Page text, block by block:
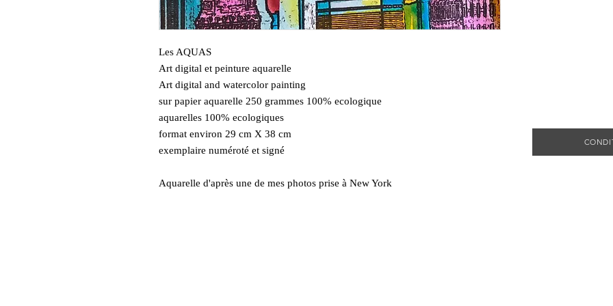
Les AQUAS
Art digital et peinture aquarelle
Art digital and watercolor painting
sur papier aquarelle 250 grammes 100% ecologique
aquarelles 100% ecologiques
format environ 29 cm X 38 cm
exemplaire numéroté et signé
Aquarelle d'après une de mes photos prise à New York